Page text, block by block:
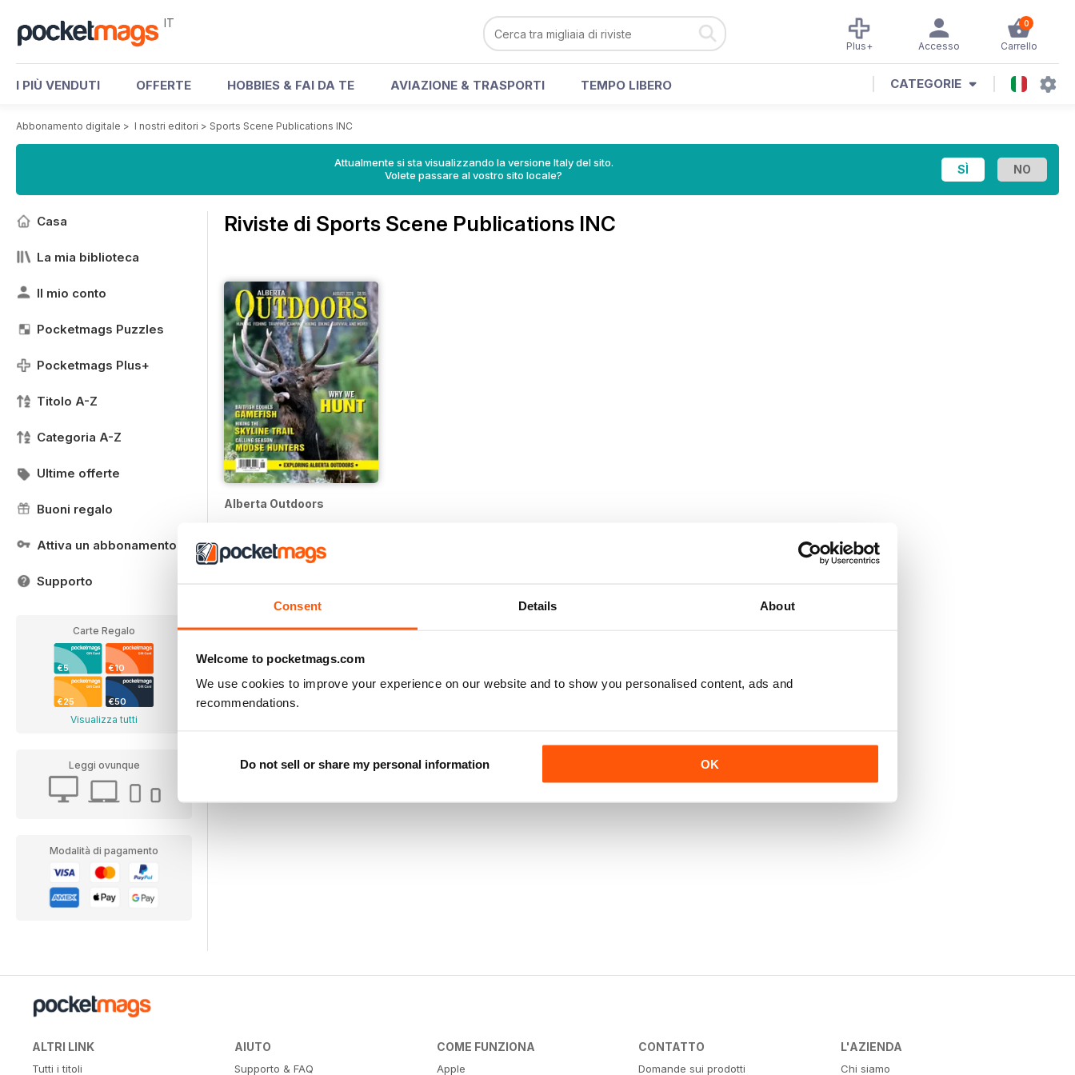
Consent Details About
Welcome to pocketmags.com
We use cookies to improve your experience on our website and to show you personalised content, ads and
recommendations.
Do not sell or share my personal information OK
IT 0
Carrello
Accesso
Plus+
I PIÙ VENDUTI OFFERTE HOBBIES & FAI DA TE AVIAZIONE & TRASPORTI TEMPO LIBERO CATEGORIE
Abbonamento digitale > I nostri editori > Sports Scene Publications INC
Attualmente si sta visualizzando la versione Italy del sito.
Volete passare al vostro sito locale?
Casa
La mia biblioteca
Il mio conto
Pocketmags Puzzles
Pocketmags Plus+
Titolo A-Z
Categoria A-Z
Ultime offerte
Buoni regalo
Attiva un abbonamento
Supporto
Carte Regalo
€5 €10
€25 €50
Visualizza tutti
Leggi ovunque
Modalità di pagamento
Riviste di Sports Scene Publications INC
Alberta Outdoors
€59.88Risparmiare58%
ALTRI LINK
Tutti i titoli
AIUTO
Supporto & FAQ
COME FUNZIONA
Apple
CONTATTO
Domande sui prodotti
L'AZIENDA
Chi siamo